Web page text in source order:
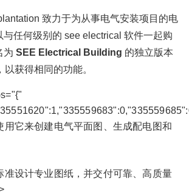
致力于为从事电气安装项目的电
与任何级别的 see electrical 软件一起购
为 SEE Electrical Building 的独立版本
获得相同的功能。
用它来创建电气平面图、生成配电图和
准设计专业图纸，并交付可靠、高质量